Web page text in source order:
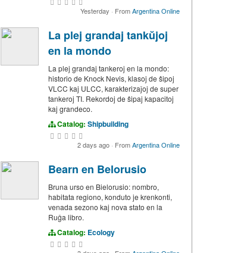
Yesterday · FromArgentina Online
La plej grandaj tankŭjoj
en la mondo
La plej grandaj tankeroj en la mondo:
historio de Knock Nevis, klasoj de ŝipoj
VLCC kaj ULCC, karakterizaĵoj de super
tankeroj TI. Rekordoj de ŝipaj kapacitoj
kaj grandeco.
Catalog: Shipbuilding
2 days ago · FromArgentina Online
Bearn en Belorusio
Bruna urso en Bielorusio: nombro,
habitata regiono, konduto je krenkonti,
venada sezono kaj nova stato en la
Ruĝa libro.
Catalog: Ecology